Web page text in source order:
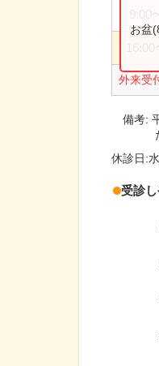
外来受
お盆
備考:
休診日:
受診